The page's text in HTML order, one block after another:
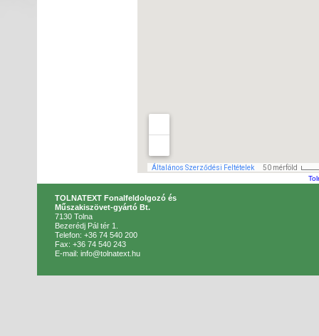
TOLNATEXT Fonalfeldolgozó és
Műszakiszövet-gyártó Bt.
7130 Tolna
Bezerédj Pál tér 1.
Telefon: +36 74 540 200
Fax: +36 74 540 243
E-mail: info@tolnatext.hu